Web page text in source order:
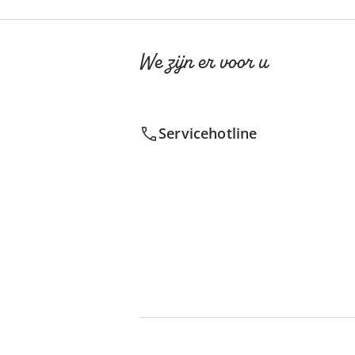
We zijn er voor u
Servicehotline